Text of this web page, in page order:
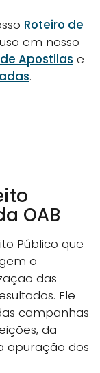
Roteiro de
em nosso
Apostilas e
.
OAB
Público que
o
das
Ele
campanhas
da
apuração dos